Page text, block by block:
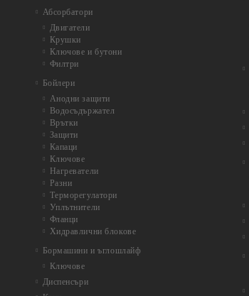
Абсорбатори
Двигатели
Крушки
Ключове и бутони
Филтри
Бойлери
Анодни защити
Водосъдържател
Врътки
Защити
Капаци
Ключове
Нагреватели
Разни
Терморегулатори
Уплътнители
Фланци
Хидравлични блокове
Бормашини и ъглошлайф
Ключове
Диспенсъри